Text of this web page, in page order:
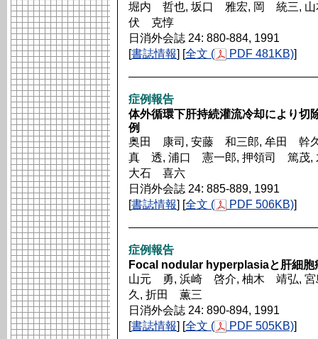
堀内 哲也, 坂口 雅宏, 岡 統三,
伏 克惇
日消外会誌 24: 880-884, 1991
[書誌情報] [全文 ( PDF 481KB)]
症例報告
体外循環下肝持続灌流冷却により切
例
奥田 康司, 安藤 和三郎, 牟田 幹
真 透, 浦口 憲一郎, 押領司 篤茂
大石 喜六
日消外会誌 24: 885-889, 1991
[書誌情報] [全文 ( PDF 506KB)]
症例報告
Focal nodular hyperplasiaと肝細胞
山元 勇, 浜崎 啓介, 柚木 靖弘,
久, 折田 薫三
日消外会誌 24: 890-894, 1991
[書誌情報] [全文 ( PDF 505KB)]